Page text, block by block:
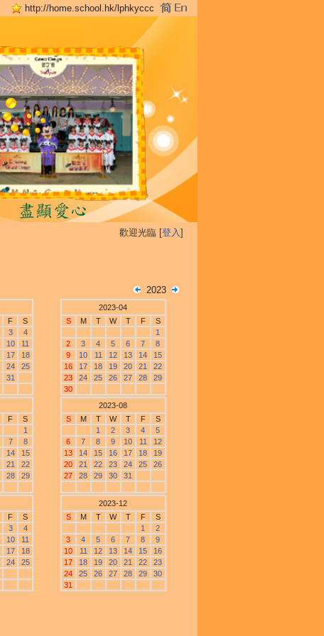
http://home.school.hk/lphkyccc
歡迎光臨 [登入]
2023
F
S
3
4
10
11
17
18
24
25
31
2023-04
S
M T W T F
S
1
2
3 4 5 6 7
8
9
10 11 12 13 14
15
16
17 18 19 20 21
22
23
24 25 26 27 28
29
30
F
S
1
7
8
14
15
21
22
28
29
2023-08
S
M T W T F
S
1
2 3 4
5
6
7 8 9 10 11
12
13
14 15 16 17 18
19
20
21 22 23 24 25
26
27
28 29 30 31
F
S
3
4
10
11
17
18
24
25
2023-12
S
M T W T F
S
1
2
3
4 5 6 7 8
9
10
11 12 13 14 15
16
17
18 19 20 21 22
23
24
25 26 27 28 29
30
31